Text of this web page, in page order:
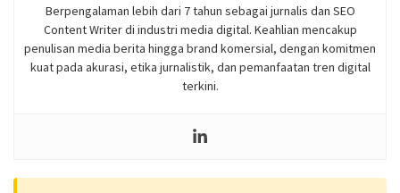
Berpengalaman lebih dari 7 tahun sebagai jurnalis dan SEO
Content Writer di industri media digital. Keahlian mencakup
penulisan media berita hingga brand komersial, dengan komitmen
kuat pada akurasi, etika jurnalistik, dan pemanfaatan tren digital
terkini.